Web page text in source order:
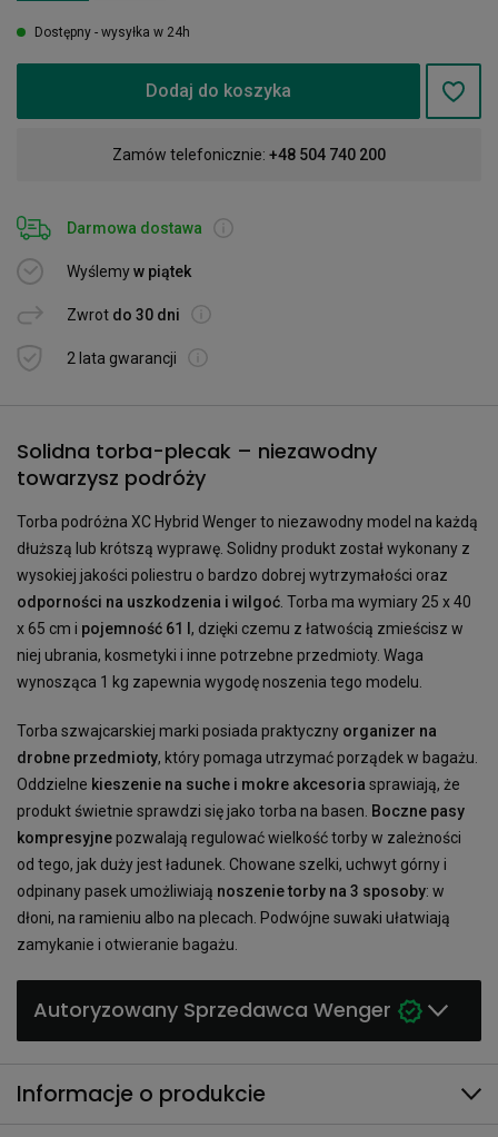
Dostępny - wysyłka w 24h
Dodaj do koszyka
Zamów telefonicznie: +48 504 740 200
Darmowa dostawa
Wyślemyw piątek
Zwrot do 30 dni
2 lata gwarancji
Solidna torba-plecak – niezawodny
towarzysz podróży
Torba podróżna XC Hybrid Wenger to niezawodny model na każdą
dłuższą lub krótszą wyprawę. Solidny produkt został wykonany z
wysokiej jakości poliestru o bardzo dobrej wytrzymałości oraz
odporności na uszkodzenia i wilgoć . Torba ma wymiary 25 x 40
x 65 cm i pojemność 61 l , dzięki czemu z łatwością zmieścisz w
niej ubrania, kosmetyki i inne potrzebne przedmioty. Waga
wynosząca 1 kg zapewnia wygodę noszenia tego modelu.
Torba szwajcarskiej marki posiada praktyczny organizer na
drobne przedmioty, który pomaga utrzymać porządek w bagażu.
Oddzielne kieszenie na suche i mokre akcesoria sprawiają, że
produkt świetnie sprawdzi się jako torba na basen. Boczne pasy
kompresyjnepozwalają regulować wielkość torby w zależności
od tego, jak duży jest ładunek. Chowane szelki, uchwyt górny i
odpinany pasek umożliwiają noszenie torby na 3 sposoby: w
dłoni, na ramieniu albo na plecach. Podwójne suwaki ułatwiają
zamykanie i otwieranie bagażu.
Autoryzowany Sprzedawca Wenger
Informacje o produkcie